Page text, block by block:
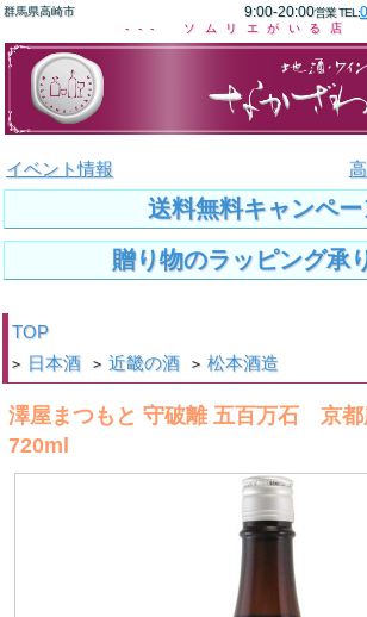
群馬県高崎市 9:00-20:00営業 TEL:
--- ソムリエがいる
イベント情報
送料無料キャンペー
贈り物のラッピング承
TOP
> 日本酒 > 近畿の酒 > 松本酒造
澤屋まつもと 守破離 五百万石 京都
720ml